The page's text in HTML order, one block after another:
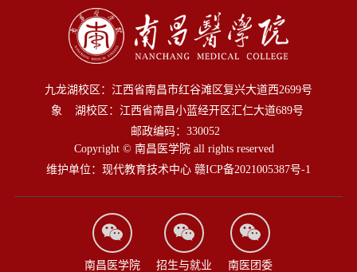
九龙湖校区：江西省南昌市红谷滩区复兴大道西2699号
象 湖校区：江西省南昌小蓝经开区汇仁大道689号
邮政编码：330052
Copyright © 南昌医学院 all rights reserved
维护单位：现代教育技术中心 赣ICP备2021005387号-1
南昌医学院 招生与就业 南医团委